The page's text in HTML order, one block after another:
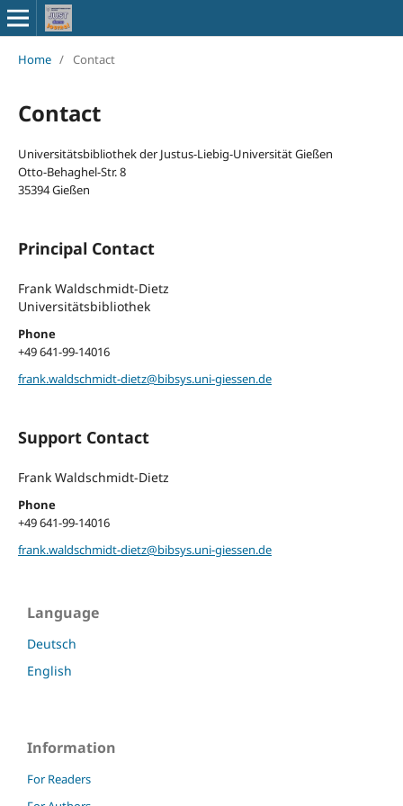
Home / Contact
Contact
Universitätsbibliothek der Justus-Liebig-Universität Gießen
Otto-Behaghel-Str. 8
35394 Gießen
Principal Contact
Frank Waldschmidt-Dietz
Universitätsbibliothek
Phone
+49 641-99-14016
frank.waldschmidt-dietz@bibsys.uni-giessen.de
Support Contact
Frank Waldschmidt-Dietz
Phone
+49 641-99-14016
frank.waldschmidt-dietz@bibsys.uni-giessen.de
Language
Deutsch
English
Information
For Readers